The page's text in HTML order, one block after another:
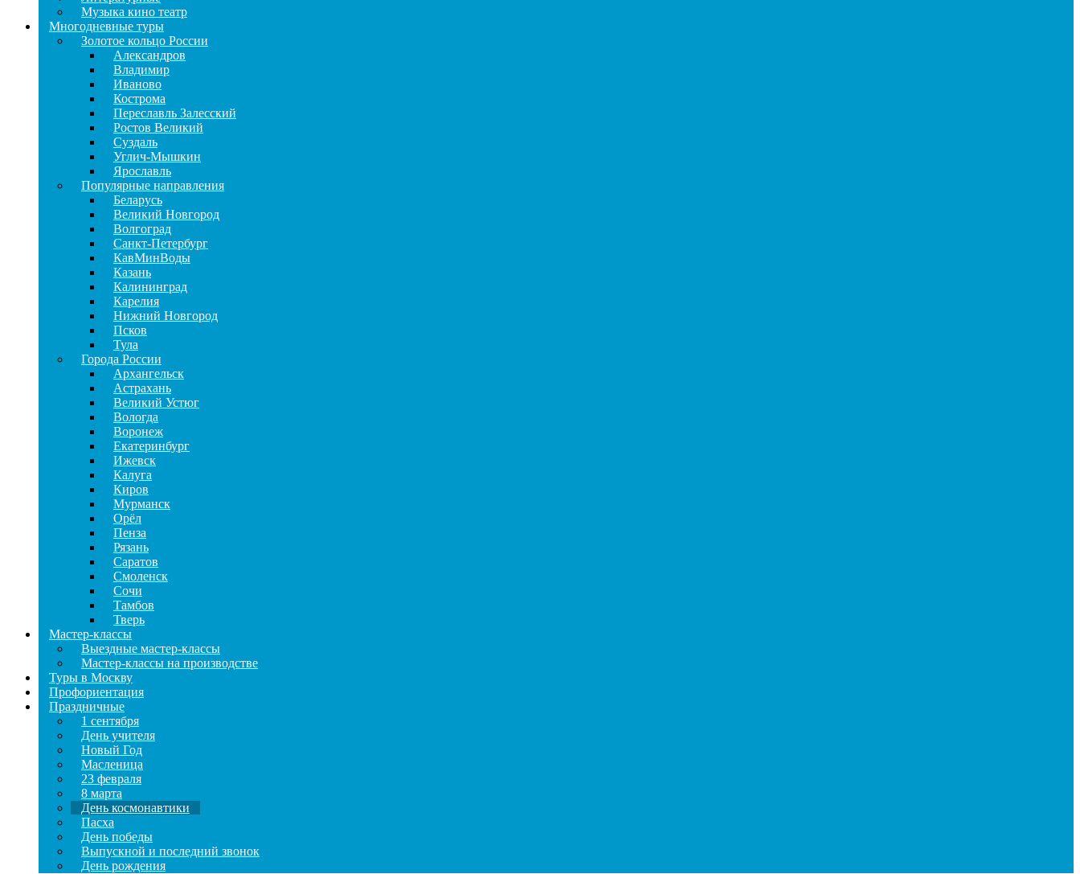
Музыка кино театр
Многодневные туры
Золотое кольцо России
Александров
Владимир
Иваново
Кострома
Переславль Залесский
Ростов Великий
Суздаль
Углич-Мышкин
Ярославль
Популярные направления
Беларусь
Великий Новгород
Волгоград
Санкт-Петербург
КавМинВоды
Казань
Калининград
Карелия
Нижний Новгород
Псков
Тула
Города России
Архангельск
Астрахань
Великий Устюг
Вологда
Воронеж
Екатеринбург
Ижевск
Калуга
Киров
Мурманск
Орёл
Пенза
Рязань
Саратов
Смоленск
Сочи
Тамбов
Тверь
Мастер-классы
Выездные мастер-классы
Мастер-классы на производстве
Туры в Москву
Профориентация
Праздничные
1 сентября
День учителя
Новый Год
Масленица
23 февраля
8 марта
День космонавтики
Пасха
День победы
Выпускной и последний звонок
День рождения